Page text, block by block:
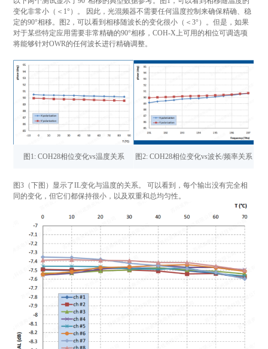
变化非常小（＜1°）。 因此，光混频器不需要任何温度控制来确保精确、稳
定的90°相移。图2，可以看到相移随波长的变化很小（＜3°）。但是，如果
对于某些特定应用需要非常精确的90°相移，COH-X上可用的相位可调选项
将能够针对OWR的任何波长进行精确调整。
图1: COH28相位变化vs温度关系 图2: COH28相位变化vs波长/频率关系
图3（下图）显示了IL变化与温度的关系。 可以看到，每个输出没有完全相
同的变化，但它们都保持很小，以及双重和总均匀性。